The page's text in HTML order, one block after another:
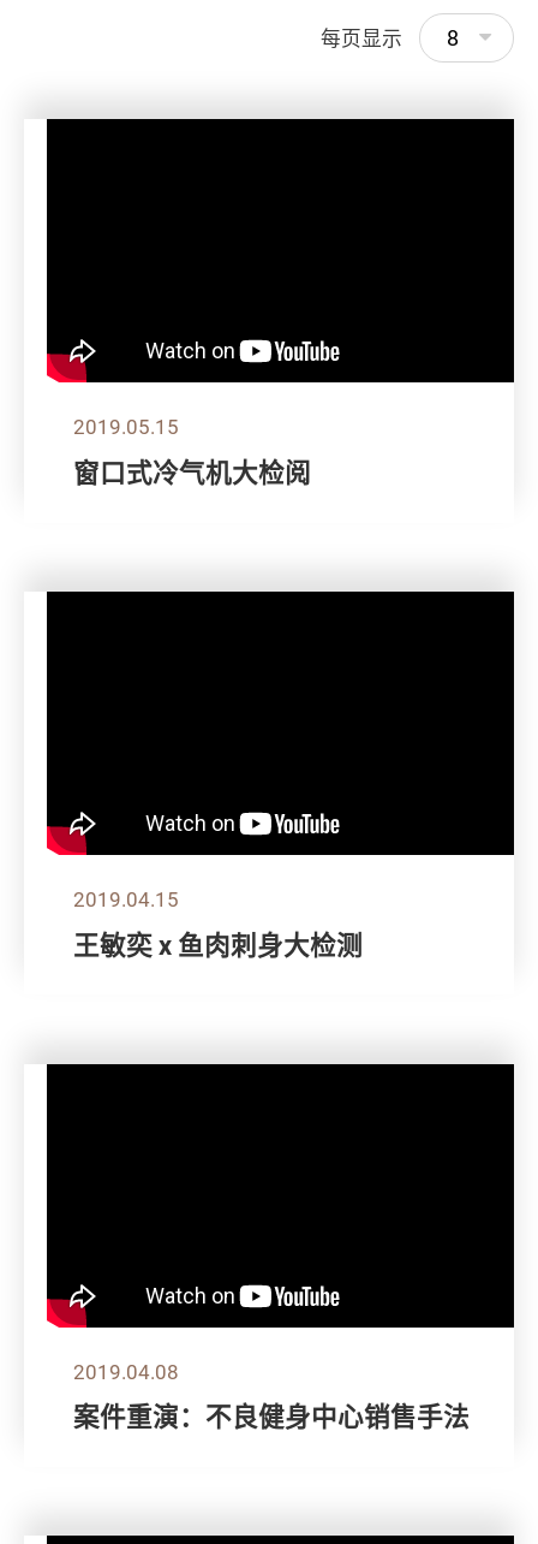
每页显示 8
2019.05.15
窗口式冷气机大检阅
2019.04.15
王敏奕 x 鱼肉刺身大检测
2019.04.08
案件重演：不良健身中心销售手法